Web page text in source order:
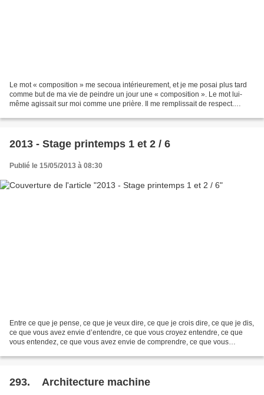
Le mot « composition » me secoua intérieurement, et je me posai plus tard
comme but de ma vie de peindre un jour une « composition ». Le mot lui-
même agissait sur moi comme une prière. Il me remplissait de respect.
…………………………………………………………………………………………
2013 - Stage printemps 1 et 2 / 6
Publié le 15/05/2013 à 08:30
Entre ce que je pense, ce que je veux dire, ce que je crois dire, ce que je dis,
ce que vous avez envie d’entendre, ce que vous croyez entendre, ce que
vous entendez, ce que vous avez envie de comprendre, ce que vous
293. Architecture machine